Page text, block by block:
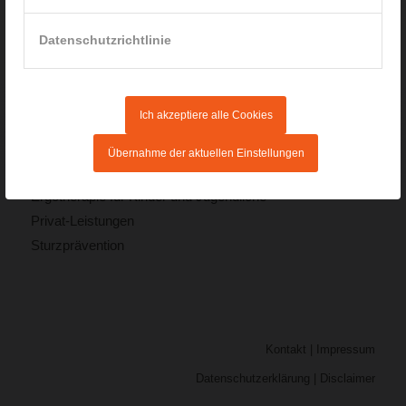
Datenschutzrichtlinie
Ich akzeptiere alle Cookies
Übernahme der aktuellen Einstellungen
Schwerpunkte der Praxis:
Ergotherapie für Erwachsene
Ergotherapie für Kinder und Jugendliche
Privat-Leistungen
Sturzprävention
Kontakt Impressum
Datenschutzerklärung Disclaimer